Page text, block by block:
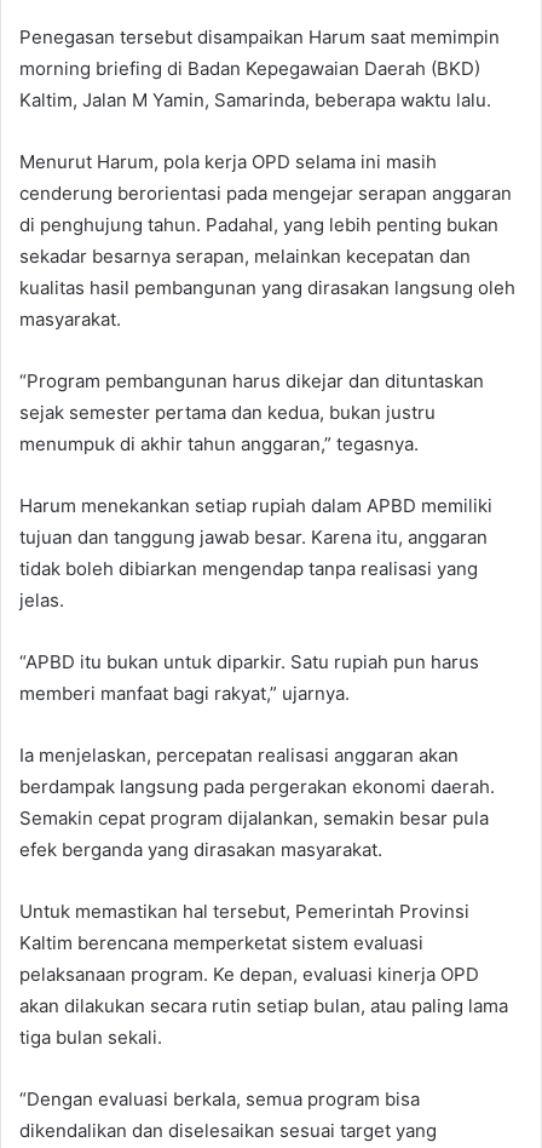
Penegasan tersebut disampaikan Harum saat memimpin
morning briefing di Badan Kepegawaian Daerah (BKD)
Kaltim, Jalan M Yamin, Samarinda, beberapa waktu lalu.
Menurut Harum, pola kerja OPD selama ini masih
cenderung berorientasi pada mengejar serapan anggaran
di penghujung tahun. Padahal, yang lebih penting bukan
sekadar besarnya serapan, melainkan kecepatan dan
kualitas hasil pembangunan yang dirasakan langsung oleh
masyarakat.
“Program pembangunan harus dikejar dan dituntaskan
sejak semester pertama dan kedua, bukan justru
menumpuk di akhir tahun anggaran,” tegasnya.
Harum menekankan setiap rupiah dalam APBD memiliki
tujuan dan tanggung jawab besar. Karena itu, anggaran
tidak boleh dibiarkan mengendap tanpa realisasi yang
jelas.
“APBD itu bukan untuk diparkir. Satu rupiah pun harus
memberi manfaat bagi rakyat,” ujarnya.
Ia menjelaskan, percepatan realisasi anggaran akan
berdampak langsung pada pergerakan ekonomi daerah.
Semakin cepat program dijalankan, semakin besar pula
efek berganda yang dirasakan masyarakat.
Untuk memastikan hal tersebut, Pemerintah Provinsi
Kaltim berencana memperketat sistem evaluasi
pelaksanaan program. Ke depan, evaluasi kinerja OPD
akan dilakukan secara rutin setiap bulan, atau paling lama
tiga bulan sekali.
“Dengan evaluasi berkala, semua program bisa
dikendalikan dan diselesaikan sesuai target yang